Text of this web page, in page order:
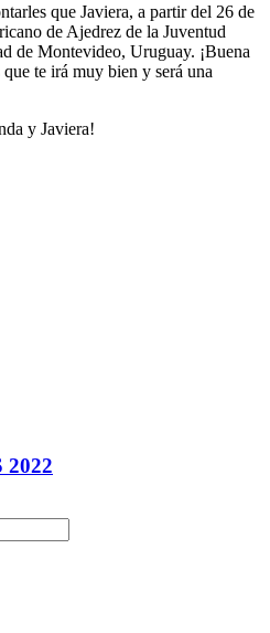
que Javiera, a partir del 26 de
de Ajedrez de la Juventud
de Montevideo, Uruguay. ¡Buena
que te irá muy bien y será una
y Javiera!